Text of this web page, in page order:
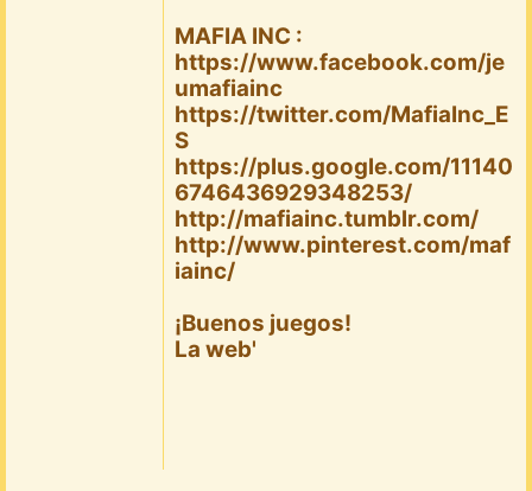
MAFIA INC :
https://www.facebook.com/je
umafiainc
https://twitter.com/MafiaInc_E
S
https://plus.google.com/11140
6746436929348253/
http://mafiainc.tumblr.com/
http://www.pinterest.com/maf
iainc/
¡Buenos juegos!
La web'